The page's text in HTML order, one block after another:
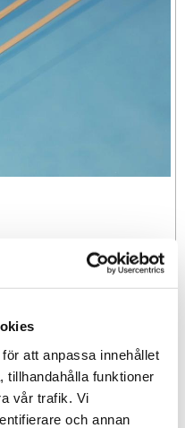
att anpassa innehållet
tillhandahålla funktioner
vår trafik. Vi
och annan
till i favoriter